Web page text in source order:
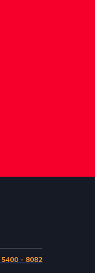
5400 - 8082